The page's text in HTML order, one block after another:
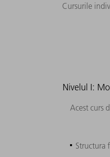
Cursurile
Nivelul I:
Acest curs
Structura